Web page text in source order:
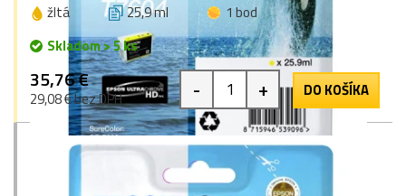
žltá 25,9 ml
1 bod
Skladom > 5 ks
35,76 €
29,08 € bez DPH - + DO KOŠÍKA